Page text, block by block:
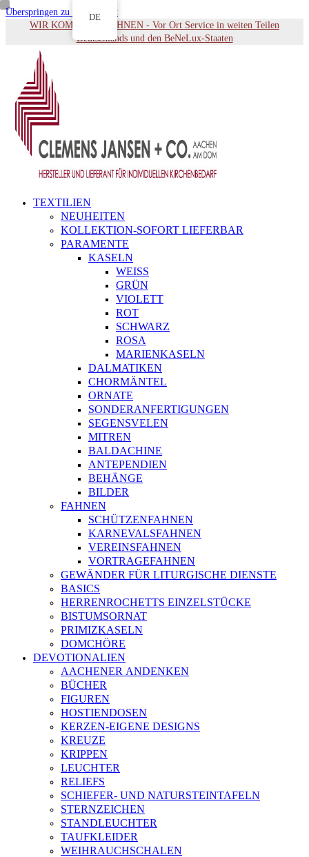
Überspringen zu Hauptinhalt
WIR KOMMEN ZU IHNEN - Vor Ort Service in weiten Teilen
Deutschlands und den BeNeLux-Staaten
TEXTILIEN
NEUHEITEN
KOLLEKTION-SOFORT LIEFERBAR
PARAMENTE
KASELN
WEISS
GRÜN
VIOLETT
ROT
SCHWARZ
ROSA
MARIENKASELN
DALMATIKEN
CHORMÄNTEL
ORNATE
SONDERANFERTIGUNGEN
SEGENSVELEN
MITREN
BALDACHINE
ANTEPENDIEN
BEHÄNGE
BILDER
FAHNEN
SCHÜTZENFAHNEN
KARNEVALSFAHNEN
VEREINSFAHNEN
VORTRAGEFAHNEN
GEWÄNDER FÜR LITURGISCHE DIENSTE
BASICS
HERRENROCHETTS EINZELSTÜCKE
BISTUMSORNAT
PRIMIZKASELN
DOMCHÖRE
DEVOTIONALIEN
AACHENER ANDENKEN
BÜCHER
FIGUREN
HOSTIENDOSEN
KERZEN-EIGENE DESIGNS
KREUZE
KRIPPEN
LEUCHTER
RELIEFS
SCHIEFER- UND NATURSTEINTAFELN
STERNZEICHEN
STANDLEUCHTER
TAUFKLEIDER
WEIHRAUCHSCHALEN
DE